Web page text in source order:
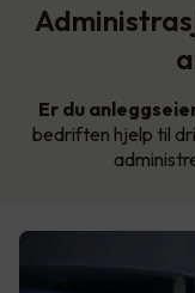
Er du
bedriften hjelp til